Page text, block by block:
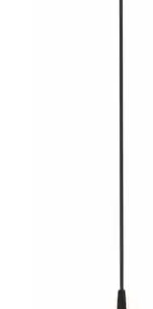
Eray Ayınlatma 2560-3+1
kullanıcı yorumları ve
Çocuk Odası İçin
Ahşap ve metal malzeme
sade şıklıkta çocuk odası
odanın atmosferini